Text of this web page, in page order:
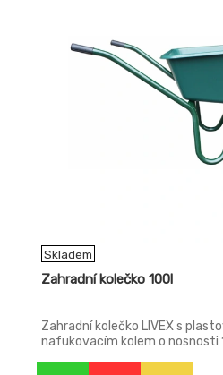
Skladem
Zahradní kolečko 100l
Zahradní kolečko LIVEX s
nafukovacím kolem o nosnosti